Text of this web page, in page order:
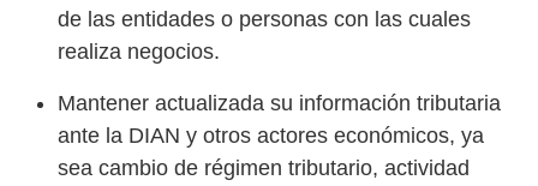
de las entidades o personas con las cuales
realiza negocios.
Mantener actualizada su información tributaria
ante la DIAN y otros actores económicos, ya
sea cambio de régimen tributario, actividad